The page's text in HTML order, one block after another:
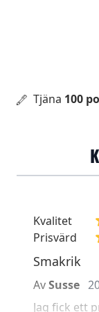
Tjäna 100
Kvalitet
Prisvärd
Smakrik
AvSusse
Jag fick ett